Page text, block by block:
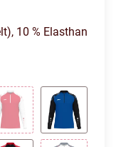
10 % Elasthan
Schwarz
Rot/Weiß Royal/